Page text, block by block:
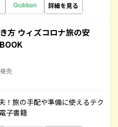
詳細を見る
方 ウィズコロナ旅の安
売
！旅の手配や準備に使えるテク
子書籍